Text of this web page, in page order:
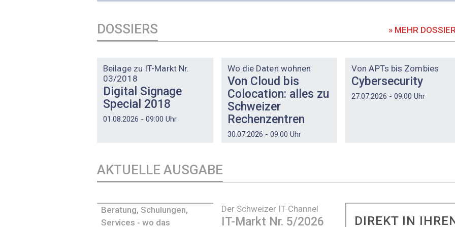
DOSSIERS » MEHR
Beilage zu IT-Markt Nr.
03/2018
Digital Signage
Special 2018
01.08.2026 - 09:00 Uhr
Wo die Daten wohnen
Von Cloud bis
Colocation: alles zu
Schweizer
Rechenzentren
30.07.2026 - 09:00 Uhr
Von APTs bis Zombies
Cybersecurity
27.07.2026 - 09:00 Uhr
AKTUELLE AUSGABE
Der Schweizer IT-Channel
IT-Markt Nr. 5/2026
Beratung, Schulungen,
Services - wo das
DIREKT IN